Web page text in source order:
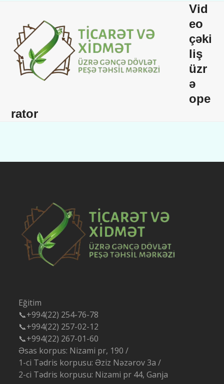
contentmobile
menu
mobile
menu
Vid
eo
çəki
liş
üzr
ə
ope
rator
Eğitim
📞+994(22) 254-76-78
📞+994(22) 257-02-12
📞+994(22) 267-01-60
Əsas korpus: Nizami pr, 190 /
1-ci Tədris korpusu: Əziz Nəzərov 3a /
2-ci Tədris korpusu: Nizami pr 44, Ganja